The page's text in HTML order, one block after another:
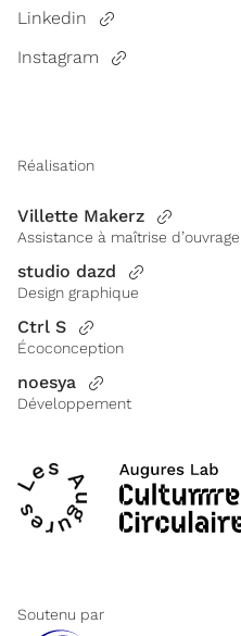
Linkedin
Instagram
Réalisation
Villette Makerz
Assistance à maîtrise d’ouvrage
studio dazd
Design graphique
Ctrl S
Écoconception
noesya
Développement
Soutenu par